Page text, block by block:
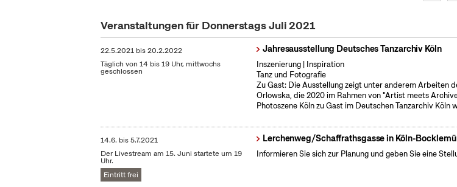
Veranstaltungen für Donnerstags Juli 2021
22.5.2021 bis20.2.2022
Täglich von 14 bis 19 Uhr, mittwochs
geschlossen
Jahresausstellung Deutsches Tanzarchiv Köln
Inszenierung | Inspiration
Tanz und Fotografie
Zu Gast: Die Ausstellung zeigt unter anderem Arbeiten
Orlowska, die 2020 im Rahmen von "Artist meets
Photoszene Köln zu Gast im Deutschen Tanzarchiv Köln
14.6. bis5.7.2021
Der Livestream am 15. Juni startete um 19
Uhr.
Eintritt frei
Lerchenweg/Schaffrathsgasse in Köln-
Informieren Sie sich zur Planung und geben Sie eine